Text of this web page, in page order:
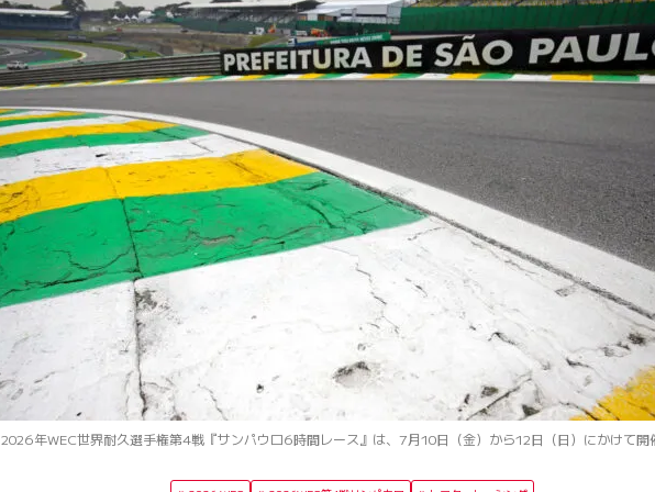
2026年WEC世界耐久選手権第4戦『サンパウロ6時間レース』は、7月10日（金）から12日（日）にかけて開